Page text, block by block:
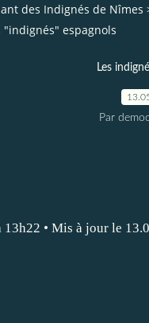
des Indignés de Nîmes
espagnols
Les
Par
13h22 • Mis à jour le